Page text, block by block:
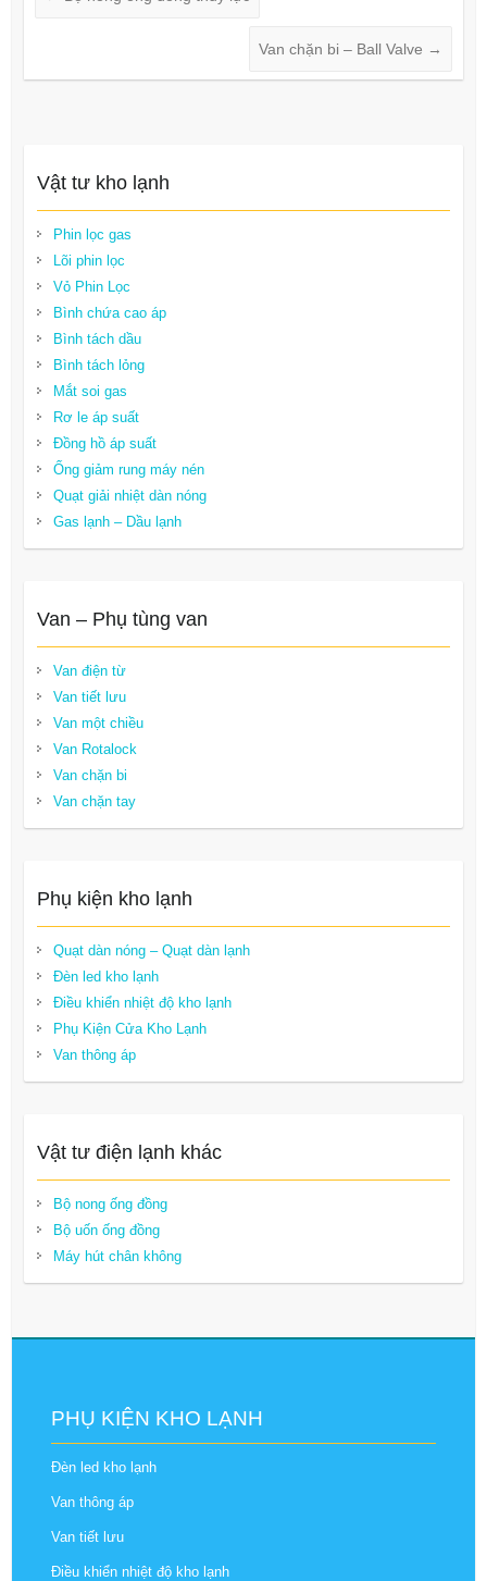
Van chặn bi – Ball Valve →
Vật tư kho lạnh
Phin lọc gas
Lõi phin lọc
Vỏ Phin Lọc
Bình chứa cao áp
Bình tách dầu
Bình tách lỏng
Mắt soi gas
Rơ le áp suất
Đồng hồ áp suất
Ống giảm rung máy nén
Quạt giải nhiệt dàn nóng
Gas lạnh – Dầu lạnh
Van – Phụ tùng van
Van điện từ
Van tiết lưu
Van một chiều
Van Rotalock
Van chặn bi
Van chặn tay
Phụ kiện kho lạnh
Quạt dàn nóng – Quạt dàn lạnh
Đèn led kho lạnh
Điều khiển nhiệt độ kho lạnh
Phụ Kiện Cửa Kho Lạnh
Van thông áp
Vật tư điện lạnh khác
Bộ nong ống đồng
Bộ uốn ống đồng
Máy hút chân không
PHỤ KIỆN KHO LẠNH
Đèn led kho lạnh
Van thông áp
Van tiết lưu
Điều khiển nhiệt độ kho lạnh